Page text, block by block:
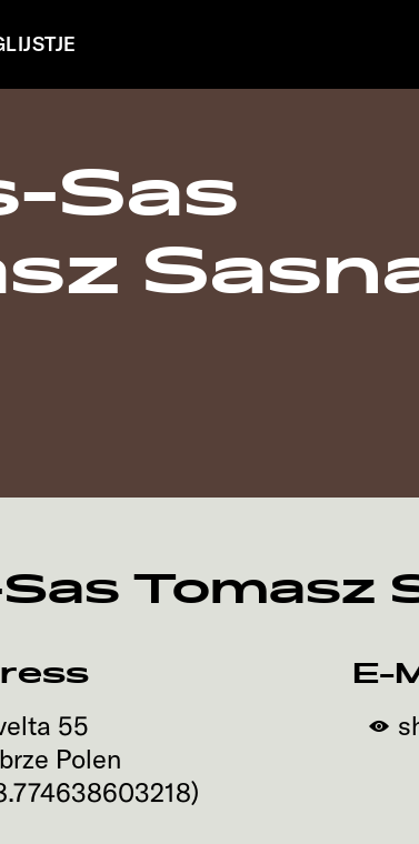
Sas
Tomasz
55
Polen
)
E-